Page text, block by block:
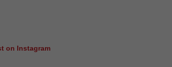
on Instagram